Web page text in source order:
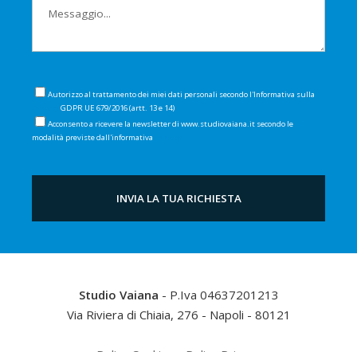
Autorizzo al trattamento dei miei dati personali secondo l'Informativa sulla
GDPR UE 679/2016 (artt. 13 e 14)
Acconsento a ricevere la newsletter di www.studiovaiana.it secondo le
modalità previste dall'informativa
Studio Vaiana - P.Iva 04637201213
Via Riviera di Chiaia, 276 - Napoli - 80121